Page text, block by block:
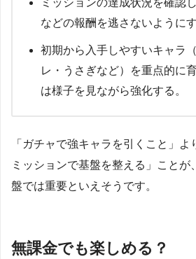
ミッションの達成状況を確認
などの報酬を逃さないようにす
初期から入手しやすいキャラ
レ・うさぎなど）を重点的に
は様子を見ながら強化する。​
「ガチャで強キャラを引くこと」よ
ミッションで基盤を整える」ことが
盤では重要といえそうです。
無課金でも楽しめる？